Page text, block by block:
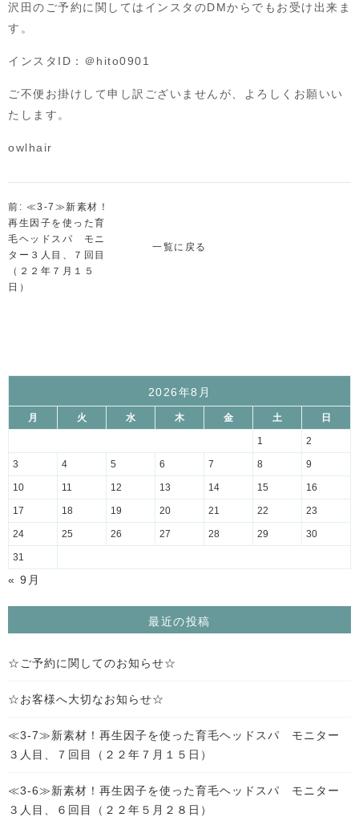
沢田のご予約に関してはインスタのDMからでもお受け出来ま
す。
インスタID：＠hito0901
ご不便お掛けして申し訳ございませんが、よろしくお願いい
たします。
owlhair
前: ≪3-7≫新素材！
再生因子を使った育
毛ヘッドスパ モニ
ター３人目、７回目
（２２年７月１５
日）
一覧に戻る
2026年8月
月 火 水 木 金 土 日
1 2
3 4 5 6 7 8 9
10 11 12 13 14 15 16
17 18 19 20 21 22 23
24 25 26 27 28 29 30
31
« 9月
最近の投稿
☆ご予約に関してのお知らせ☆
☆お客様へ大切なお知らせ☆
≪3-7≫新素材！再生因子を使った育毛ヘッドスパ モニター
３人目、７回目（２２年７月１５日）
≪3-6≫新素材！再生因子を使った育毛ヘッドスパ モニター
３人目、６回目（２２年５月２８日）